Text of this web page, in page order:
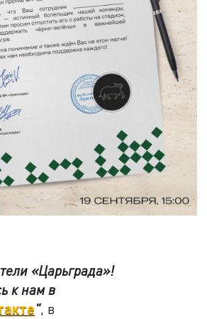
«Царьграда»!
к нам в
", в